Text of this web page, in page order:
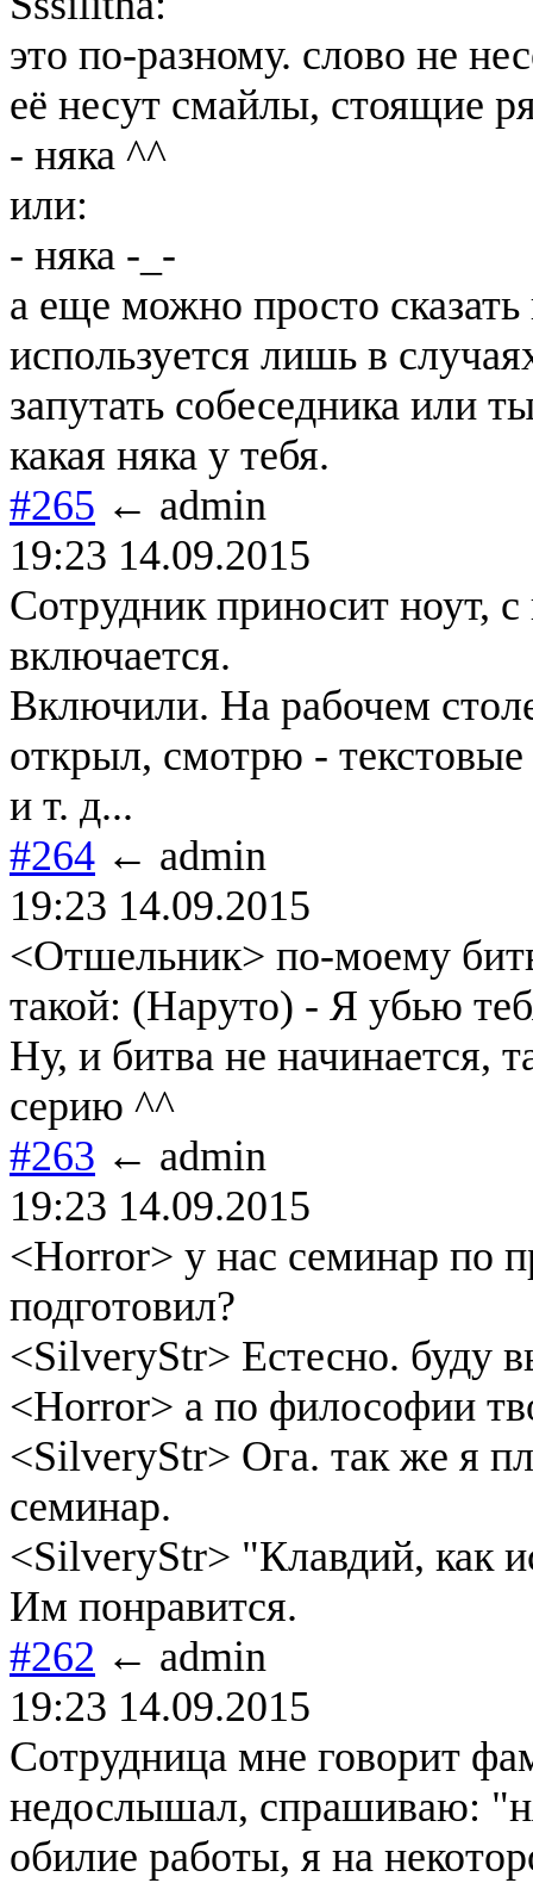
это по-разному. слово не
её несут смайлы, стоящие
- няка ^^
или:
- няка -_-
а еще можно просто
используется лишь в
запутать собеседника или
какая няка у тебя.
#265 ← admin
19:23 14.09.2015
Сотрудник приносит ноут,
включается.
Включили. На рабочем
открыл, смотрю - текстовые
и т. д...
#264 ← admin
19:23 14.09.2015
<Отшельник> по-моему
такой: (Наруто) - Я убью
Ну, и битва не начинается,
серию ^^
#263 ← admin
19:23 14.09.2015
<Horror> у нас семинар по
подготовил?
<SilveryStr> Естесно. буду
<Horror> а по философии
<SilveryStr> Ога. так же я
семинар.
<SilveryStr> "Клавдий, как
Им понравится.
#262 ← admin
19:23 14.09.2015
Сотрудница мне говорит
недослышал, спрашиваю:
обилие работы, я на